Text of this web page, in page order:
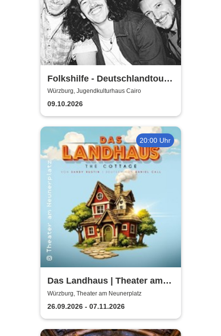
Folkshilfe - Deutschlandtour
2026/2027
Würzburg, Jugendkulturhaus Cairo
09.10.2026
20:00 Uhr
Das Landhaus | Theater am
Neunerplatz
Würzburg, Theater am Neunerplatz
26.09.2026 - 07.11.2026